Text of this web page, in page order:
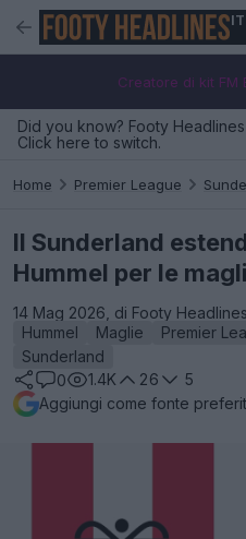
IT
Creatore di kit FM
Did you know? Footy
Click here to switch.
Home Premier League
Il Sunderland
Hummel per le
14 Mag 2026, di Footy
Hummel
Maglie Premier
Sunderland
0
1.4K 26
5
Aggiungi come fonte